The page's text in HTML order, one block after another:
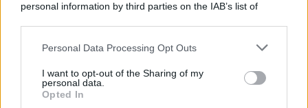
personal information by third parties on the IAB’s list of
This information may also be disclosed by us to third parties
disclose it to other third parties.
Please note that this website/app uses one or more Google
Personal Data Processing Opt Outs
I want to opt-out of the Sharing of my
personal data.
Opted In